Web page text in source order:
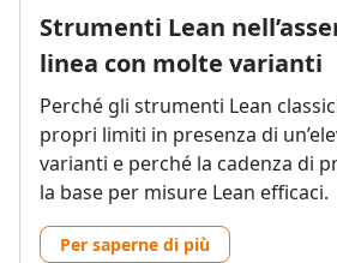
Strumenti Lean
linea con molte varianti
Perché gli strumenti Lean
propri limiti in presenza di
varianti e perché la cadenza di
la base per misure Lean efficaci.
Per saperne di più